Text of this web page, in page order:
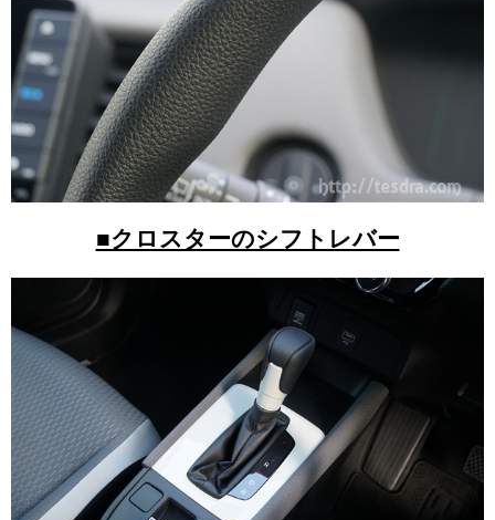
■クロスターのシフトレバー